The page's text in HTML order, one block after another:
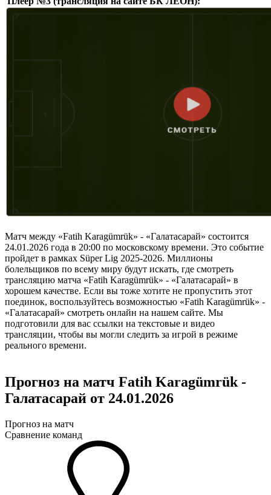
Матч между «Fatih Karagümrük» - «Галатасарай» состоится
24.01.2026 года в 20:00 по московскому времени. Это событие
пройдет в рамках Süper Lig 2025-2026. Миллионы
болельщиков по всему миру будут искать, где смотреть
трансляцию матча «Fatih Karagümrük» - «Галатасарай» в
хорошем качестве. Если вы тоже хотите не пропустить этот
поединок, воспользуйтесь возможностью «Fatih Karagümrük» -
«Галатасарай» смотреть онлайн на нашем сайте. Мы
подготовили для вас ссылки на текстовые и видео
трансляции, чтобы вы могли следить за игрой в режиме
реального времени.
Прогноз на матч Fatih Karagümrük -
Галатасарай от 24.01.2026
Прогноз на матч
Сравнение команд